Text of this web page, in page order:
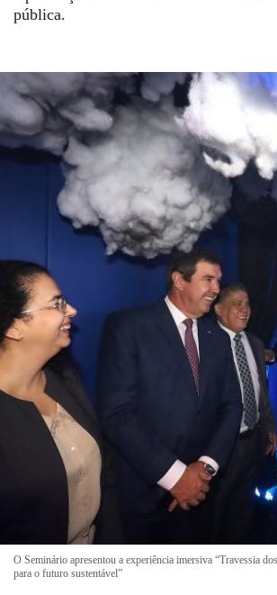
pública.
O Seminário apresentou a experiência imersiva “Travessia
para o futuro sustentável”